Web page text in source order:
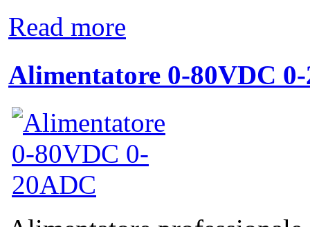
Read more
Alimentatore 0-80VDC